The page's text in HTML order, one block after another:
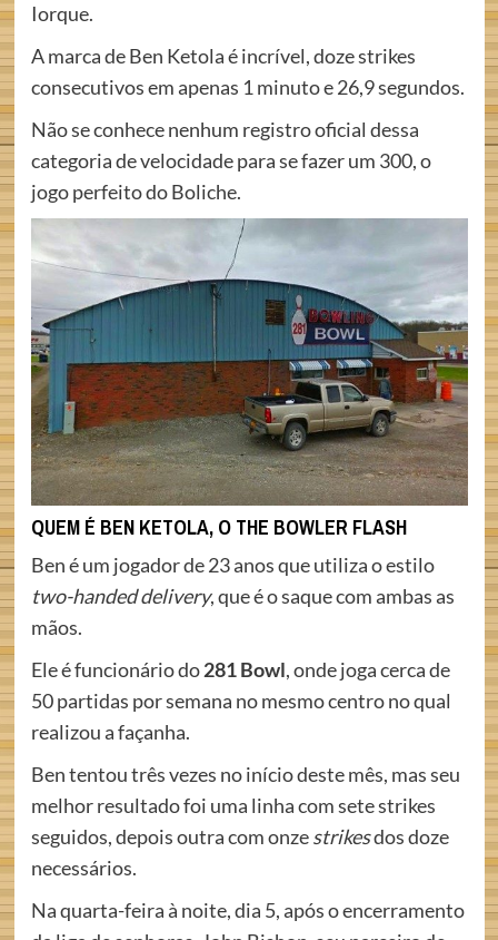
Iorque.
A marca de Ben Ketola é incrível, doze strikes
consecutivos em apenas 1 minuto e 26,9 segundos.
Não se conhece nenhum registro oficial dessa
categoria de velocidade para se fazer um 300, o
jogo perfeito do Boliche.
QUEM É BEN KETOLA, O THE BOWLER FLASH
Ben é um jogador de 23 anos que utiliza o estilo
two-handed delivery, que é o saque com ambas as
mãos.
Ele é funcionário do281 Bowl, onde joga cerca de
50 partidas por semana no mesmo centro no qual
realizou a façanha.
Ben tentou três vezes no início deste mês, mas seu
melhor resultado foi uma linha com sete strikes
seguidos, depois outra com onzestrikesdos doze
necessários.
Na quarta-feira à noite, dia 5, após o encerramento